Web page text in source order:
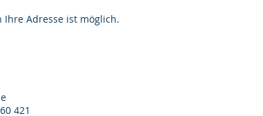
Ihre Adresse ist möglich.
421